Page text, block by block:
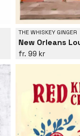
THE WHISKEY GINGER
99 kr